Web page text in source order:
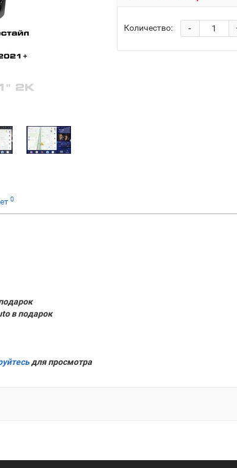
Количество: -
0
в подарок
для просмотра